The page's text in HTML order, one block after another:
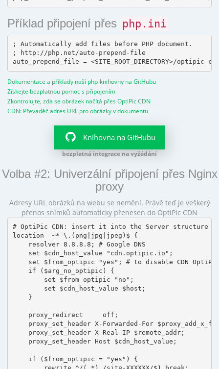
Příklad připojení přes php.ini
; Automatically add files before PHP document.
; http://php.net/auto-prepend-file
Dokumentace a příklady naší php-knihovny na GitHubu
Získejte bezplatnou pomoc s připojením
Zkontrolujte, zda se obrázek načítá přes OptiPic CDN
CDN: Převaděč adres URL pro obrázky v dokumentu
Knihovna na GitHubu
bezplatná integrace na vyžádání
Volba #2: Univerzální připojení přes Nginx
proxy
Adresy URL obrázků na webu se nemění. Právě teď je veškerý
přenos snímků automaticky přenesen do OptiPic CDN
# OptiPic CDN: insert it into the Server structure
location  ~* \.(png|jpg|jpeg)$ {
    resolver 8.8.8.8; # Google DNS
    set $cdn_host_value "cdn.optipic.io";
set $from_optipic "yes"; # to disable CDN
    if ($arg_no_optipic) {
        set $from_optipic "no";
        set $cdn_host_value $host;
    }
    proxy_redirect     off;
proxy_set_header X-Forwarded-For
    proxy_set_header X-Real-IP $remote_addr;
    proxy_set_header Host $cdn_host_value;
    if ($from_optipic = "yes") {